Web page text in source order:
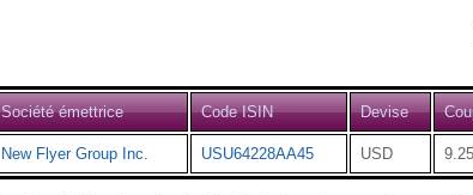
Société émettrice Code ISIN Devise
New Flyer Group Inc. USU64228AA45 USD